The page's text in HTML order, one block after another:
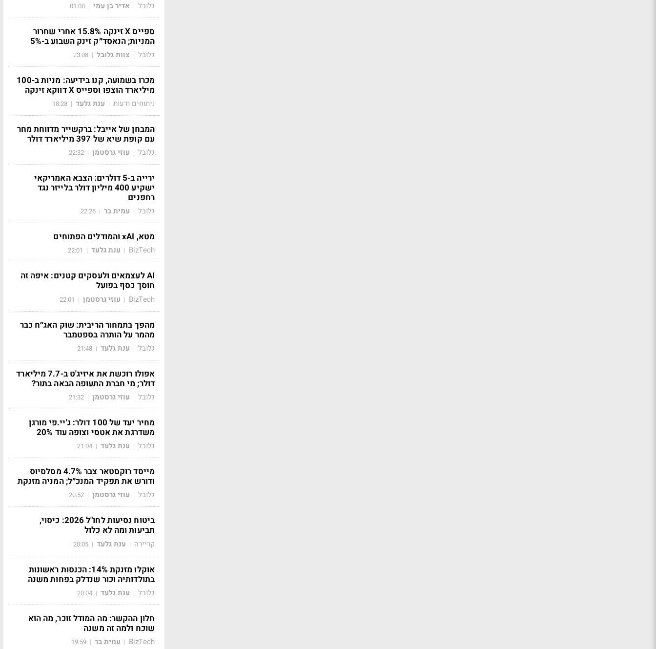
גלובל | אדיר בן עמי |
01:00
ספייס X זינקה 15.8% אחרי שחרור
המניות; הנאסד״ק זינק השבוע ב-5%
גלובל | צוות גלובל |
23:08
מכרו בשמועה, קנו בידיעה: מניות ב-100
מיליארד הוצפו וספייס X דווקא זינקה
ניתוחים ודעות | ענת גלעד |
18:28
המבחן של אייבל: ברקשייר מדווחת מחר
עם קופת שיא של 397 מיליארד דולר
גלובל | עוזי גרסטמן |
22:32
ירייה ב-5 דולרים: הצבא האמריקאי
ישקיע 400 מיליון דולר בלייזר נגד
רחפנים
גלובל | עמית בר |
22:26
מטא, xAI והמודלים הפתוחים
BizTech
| ענת גלעד |
22:01
AI לעצמאים ולעסקים קטנים: איפה זה
חוסך כסף בפועל
BizTech
| עוזי גרסטמן |
22:01
מהפך בתמחור הריבית: שוק האג״ח כבר
מהמר על הותרה בספטמבר
גלובל | ענת גלעד |
21:48
אפולו רוכשת את איזיג'ט ב-7.7 מיליארד
דולר; מי חברת התעופה הבאה בתור?
גלובל | עוזי גרסטמן |
21:32
מחיר יעד של 100 דולר: ג'יי.פי מורגן
משדרגת את אטסי וצופה עוד 20%
גלובל | ענת גלעד |
21:04
מייסד רוקסטאר צבר 4.7% מסלסיוס
ודורש את תפקיד המנכ״ל; המניה מזנקת
גלובל | עוזי גרסטמן |
20:52
ביטוח נסיעות לחו"ל 2026: כיסוי,
תביעות ומה לא כלול
קריירה | ענת גלעד |
20:05
אוקלו מזנקת 14%: הכנסות ראשונות
בתולדותיה וכור שנדלק בפחות משנה
גלובל | ענת גלעד |
20:04
חלון ההקשר: מה המודל זוכר, מה הוא
שוכח ולמה זה משנה
BizTech
| עמית בר |
19:59